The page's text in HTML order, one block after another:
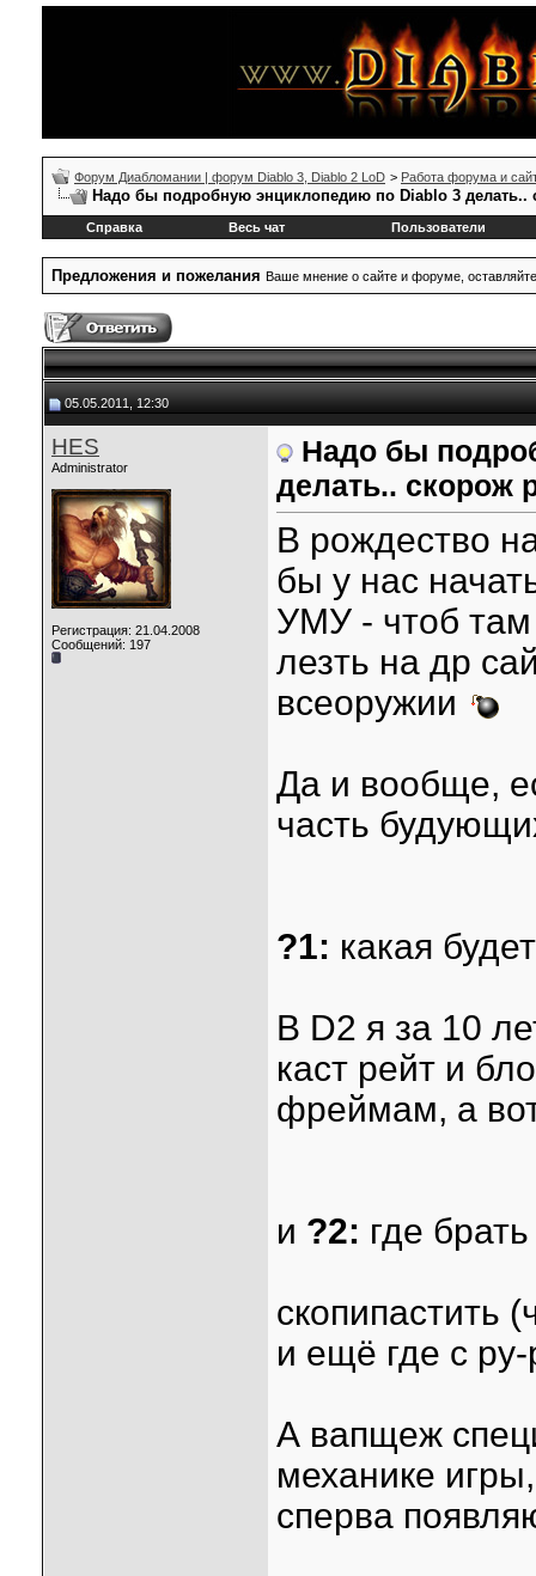
Форум Диабломании | форум Diablo 3, Diablo 2 LoD > Работа форума и
Надо бы подробную энциклопедию по Diablo 3 делать..
Справка Весь чат Пользователи
Предложения и пожелания Ваше мнение о сайте и форуме,
05.05.2011, 12:30
HES
Administrator
Регистрация: 21.04.2008
Сообщений: 197
Надо бы
делать.. скорож
В рождество
бы у нас
УМУ - чтоб
лезть на др
всеоружии
Да и вообще,
часть
?1: какая
В D2 я за 10
каст рейт и
фреймам, а
и ?2: где
скопипастить
и ещё где с
А вапщеж
механике
сперва